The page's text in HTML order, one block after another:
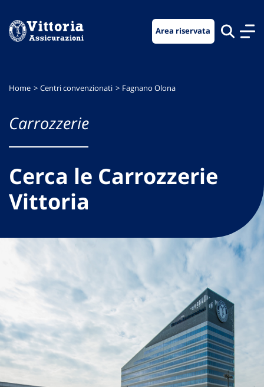
menu
contenuto
footer
Area riservata
Home Centri convenzionati Fagnano Olona
Carrozzerie
Cerca le Carrozzerie
Vittoria